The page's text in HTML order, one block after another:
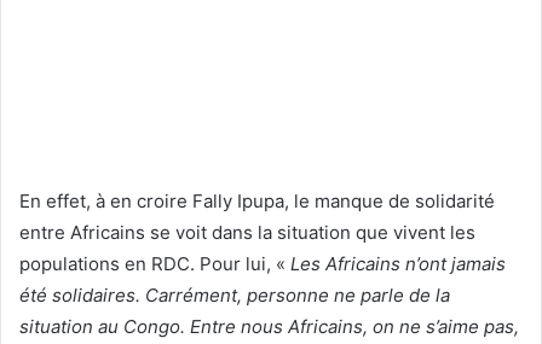
En effet, à en croire Fally Ipupa, le manque de solidarité
entre Africains se voit dans la situation que vivent les
populations en RDC. Pour lui, « Les Africains n’ont jamais
été solidaires. Carrément, personne ne parle de la
situation au Congo. Entre nous Africains, on ne s’aime pas,